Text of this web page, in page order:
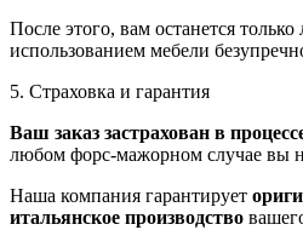
После этого, вам останется
использованием мебели
5. Страховка и гарантия
Ваш заказ застрахован в
любом форс-мажорном случае вы
Наша компания гарантирует
итальянское производство